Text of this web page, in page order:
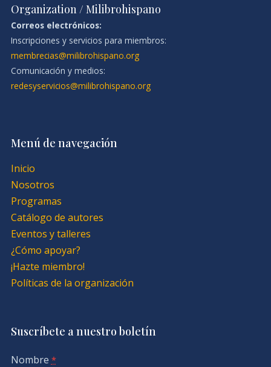
Organization / Milibrohispano
Correos electrónicos:
Inscripciones y servicios para miembros:
membrecias@milibrohispano.org
Comunicación y medios:
redesyservicios@milibrohispano.org
Menú de navegación
Inicio
Nosotros
Programas
Catálogo de autores
Eventos y talleres
¿Cómo apoyar?
¡Hazte miembro!
Políticas de la organización
Suscríbete a nuestro boletín
Nombre *